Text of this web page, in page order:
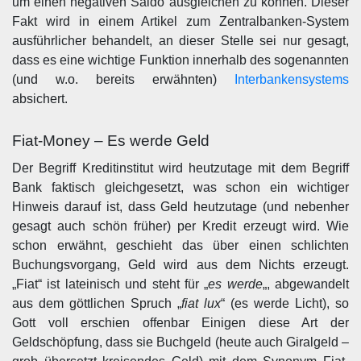
Fakt wird in einem Artikel zum Zentralbanken-System
ausführlicher behandelt, an dieser Stelle sei nur gesagt,
dass es eine wichtige Funktion innerhalb des sogenannten
(und w.o. bereits erwähnten)
Interbankensystems
absichert.
Fiat-Money – Es werde Geld
Der Begriff Kreditinstitut wird heutzutage mit dem Begriff
Bank faktisch gleichgesetzt, was schon ein wichtiger
Hinweis darauf ist, dass Geld heutzutage (und nebenher
gesagt auch schön früher) per Kredit erzeugt wird. Wie
schon erwähnt, geschieht das über einen schlichten
Buchungsvorgang, Geld wird aus dem Nichts erzeugt.
„Fiat“ ist lateinisch und steht für „es werde„, abgewandelt
aus dem göttlichen Spruch „fiat lux“ (es werde Licht), so
Gott voll erschien offenbar Einigen diese Art der
Geldschöpfung, dass sie Buchgeld (heute auch Giralgeld –